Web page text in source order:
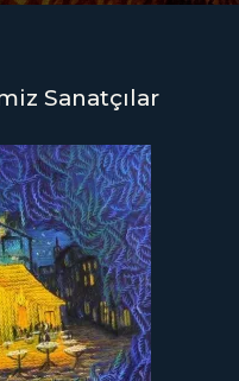
Sanatçılar